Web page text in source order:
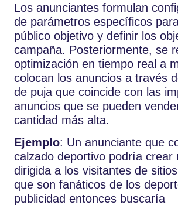
Los anunciantes formulan
de parámetros específicos
público objetivo y definir los
campaña. Posteriormente, se
optimización en tiempo real a
colocan los anuncios a través
de puja que coincide con las
anuncios que se pueden
cantidad más alta.
Ejemplo: Un anunciante que
calzado deportivo podría crear
dirigida a los visitantes de
que son fanáticos de los
publicidad entonces buscaría